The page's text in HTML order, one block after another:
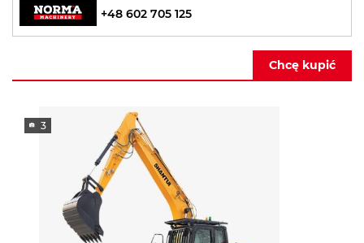
+48 602 705 125
Chcę kupić
3